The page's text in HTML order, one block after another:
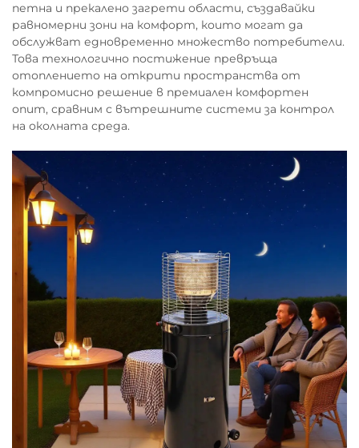
петна и прекалено загрети области, създавайки
равномерни зони на комфорт, които могат да
обслужват едновременно множество потребители.
Това технологично постижение превръща
отоплението на открити пространства от
компромисно решение в премиален комфортен
опит, сравним с вътрешните системи за контрол
на околната среда.